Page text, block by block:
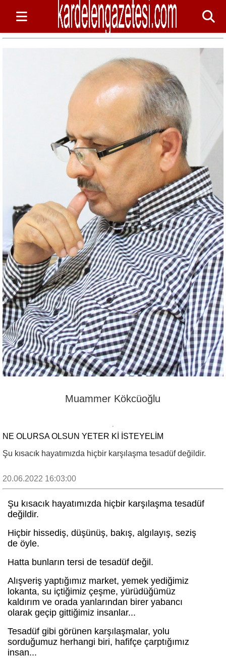
Muammer Kökcüoğlu
NE OLURSA OLSUN YETER KI ISTEYELIM
Şu kısacık hayatımızda hiçbir karşılaşma tesadüf değildir.
20.06.2022 16:03:00
Şu kısacık hayatımızda hiçbir karşılaşma tesadüf
değildir.
Hiçbir hissediş, düşünüş, bakış, algılayış, seziş
de öyle.
Hatta bunların tersi de tesadüf değil.
Alışveriş yaptığımız market, yemek yediğimiz
lokanta, su içtiğimiz çeşme, yürüdüğümüz
kaldırım ve orada yanlarından birer yabancı
olarak geçip gittiğimiz insanlar...
Tesadüf gibi görünen karşılaşmalar, yolu
sorduğumuz herhangi biri, hafifçe çarptığımız
insan...